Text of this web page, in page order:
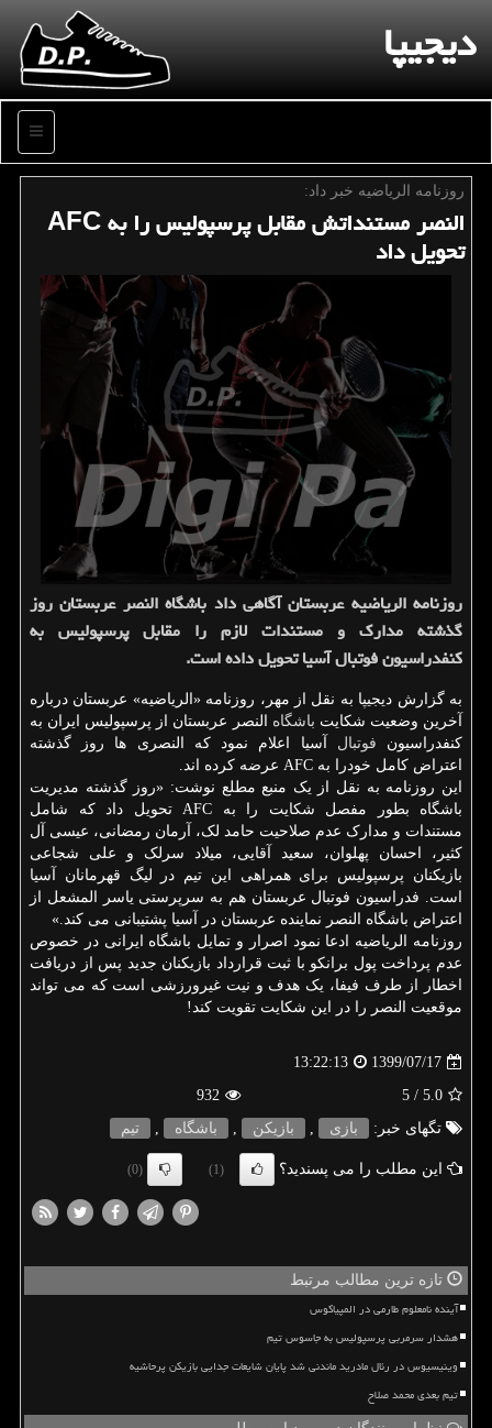
دیجیپا
منو
روزنامه الریاضیه خبر داد:
النصر مستنداتش مقابل پرسپولیس را به AFC
تحویل داد
روزنامه الریاضیه عربستان آگاهی داد باشگاه النصر عربستان روز
گذشته مدارك و مستندات لازم را مقابل پرسپولیس به
كنفدراسیون فوتبال آسیا تحویل داده است.
به گزارش دیجیپا به نقل از مهر، روزنامه «الریاضیه» عربستان درباره
آخرین وضعیت شکایت باشگاه النصر عربستان از پرسپولیس ایران به
کنفدراسیون فوتبال آسیا اعلام نمود که النصری ها روز گذشته
اعتراض کامل خودرا به AFC عرضه کرده اند.
این روزنامه به نقل از یک منبع مطلع نوشت: «روز گذشته مدیریت
باشگاه بطور مفصل شکایت را به AFC تحویل داد که شامل
مستندات و مدارک عدم صلاحیت حامد لک، آرمان رمضانی، عیسی آل
کثیر، احسان پهلوان، سعید آقایی، میلاد سرلک و علی شجاعی
بازیکنان پرسپولیس برای همراهی این تیم در لیگ قهرمانان آسیا
است. فدراسیون فوتبال عربستان هم به سرپرستی یاسر المشعل از
اعتراض باشگاه النصر نماینده عربستان در آسیا پشتیبانی می کند.»
روزنامه الریاضیه ادعا نمود اصرار و تمایل باشگاه ایرانی در خصوص
عدم پرداخت پول برانکو با ثبت قرارداد بازیکنان جدید پس از دریافت
اخطار از طرف فیفا، یک هدف و نیت غیرورزشی است که می تواند
موقعیت النصر را در این شکایت تقویت کند!
1399/07/17
13:22:13
5.0
/ 5
932
تگهای خبر:
بازی , بازیكن , باشگاه , تیم
این مطلب را می پسندید؟ (1)
(0)
تازه ترین مطالب مرتبط
آینده نامعلوم طارمی در المپیاکوس
هشدار سرمربی پرسپولیس به جاسوس تیم
وینیسیوس در رئال مادرید ماندنی شد پایان شایعات جدایی بازیکن پرحاشیه
تیم بعدی محمد صلاح